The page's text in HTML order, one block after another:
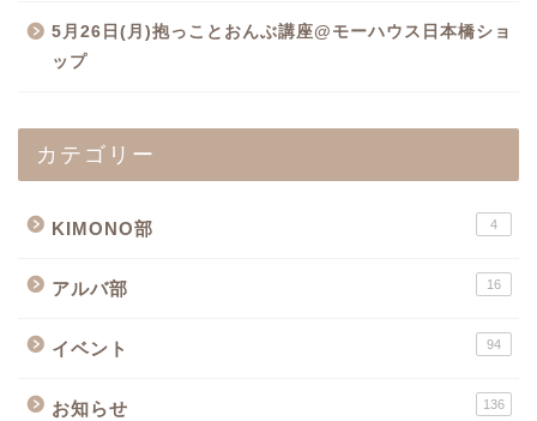
5月26日(月)抱っことおんぶ講座@モーハウス日本橋ショ
ップ
カテゴリー
KIMONO部 4
アルバ部 16
イベント 94
お知らせ 136